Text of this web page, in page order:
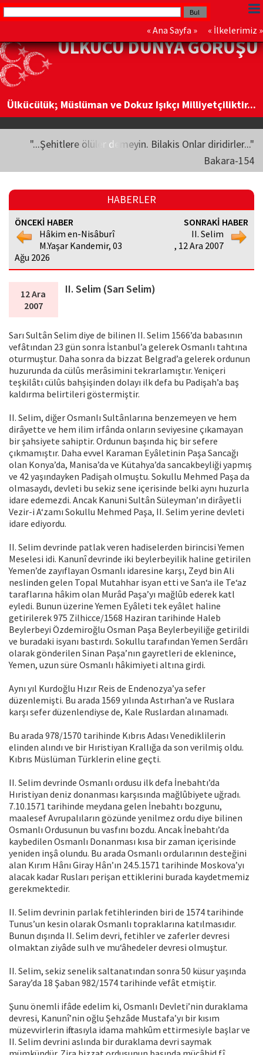
« Ana Sayfa » « İlkelerimiz »
ÜLKÜCÜ DÜNYA GÖRÜŞÜ
Ülkücülük; Müslüman ve Dokuz Işıkçı Milliyetçiliktir...
"...Şehitlere ölüler demeyin. Bilakis Onlar diridirler..."
Bakara-154
HABERLER
ÖNCEKİ HABER
Hâkim en-Nisâburî
M.Yaşar Kandemir, 03
Ağu 2026
SONRAKİ HABER
II. Selim
, 12 Ara 2007
12 Ara
2007
II. Selim (Sarı Selim)
Sarı Sultân Selim diye de bilinen II. Selim 1566’da babasının
vefâtından 23 gün sonra İstanbul’a gelerek Osmanlı tahtına
oturmuştur. Daha sonra da bizzat Belgrad’a gelerek ordunun
huzurunda da cülûs merâsimini tekrarlamıştır. Yeniçeri
teşkilâtı cülûs bahşişinden dolayı ilk defa bu Padişah’a baş
kaldırma belirtileri göstermiştir.
II. Selim, diğer Osmanlı Sultânlarına benzemeyen ve hem
dirâyette ve hem ilim irfânda onların seviyesine çıkamayan
bir şahsiyete sahiptir. Ordunun başında hiç bir sefere
çıkmamıştır. Daha evvel Karaman Eyâletinin Paşa Sancağı
olan Konya’da, Manisa’da ve Kütahya’da sancakbeyliği yapmış
ve 42 yaşındayken Padişah olmuştu. Sokullu Mehmed Paşa da
olmasaydı, devleti bu sekiz sene içerisinde belki aynı huzurla
idare edemezdi. Ancak Kanuni Sultân Süleyman’ın dirâyetli
Vezir-i A‘zamı Sokullu Mehmed Paşa, II. Selim yerine devleti
idare ediyordu.
II. Selim devrinde patlak veren hadiselerden birincisi Yemen
Meselesi idi. Kanunî devrinde iki beylerbeyilik haline getirilen
Yemen’de zayıflayan Osmanlı idaresine karşı, Zeyd bin Ali
neslinden gelen Topal Mutahhar isyan etti ve San‘a ile Te‘az
taraflarına hâkim olan Murâd Paşa’yı mağlûb ederek katl
eyledi. Bunun üzerine Yemen Eyâleti tek eyâlet haline
getirilerek 975 Zilhicce/1568 Haziran tarihinde Haleb
Beylerbeyi Özdemiroğlu Osman Paşa Beylerbeyiliğe getirildi
ve buradaki isyanı bastırdı. Sokullu tarafından Yemen Serdârı
olarak gönderilen Sinan Paşa’nın gayretleri de eklenince,
Yemen, uzun süre Osmanlı hâkimiyeti altına girdi.
Aynı yıl Kurdoğlu Hızır Reis de Endenozya’ya sefer
düzenlemişti. Bu arada 1569 yılında Astırhan’a ve Ruslara
karşı sefer düzenlendiyse de, Kale Ruslardan alınamadı.
Bu arada 978/1570 tarihinde Kıbrıs Adası Venediklilerin
elinden alındı ve bir Hıristiyan Krallığa da son verilmiş oldu.
Kıbrıs Müslüman Türklerin eline geçti.
II. Selim devrinde Osmanlı ordusu ilk defa İnebahtı’da
Hıristiyan deniz donanması karşısında mağlûbiyete uğradı.
7.10.1571 tarihinde meydana gelen İnebahtı bozgunu,
maalesef Avrupalıların gözünde yenilmez ordu diye bilinen
Osmanlı Ordusunun bu vasfını bozdu. Ancak İnebahtı’da
kaybedilen Osmanlı Donanması kısa bir zaman içerisinde
yeniden inşâ olundu. Bu arada Osmanlı ordularının desteğini
alan Kırım Hânı Giray Hân’ın 24.5.1571 tarihinde Moskova’yı
alacak kadar Rusları perişan ettiklerini burada kaydetmemiz
gerekmektedir.
II. Selim devrinin parlak fetihlerinden biri de 1574 tarihinde
Tunus’un kesin olarak Osmanlı topraklarına katılmasıdır.
Bunun dışında II. Selim devri, fetihler ve zaferler devresi
olmaktan ziyâde sulh ve mu‘âhedeler devresi olmuştur.
II. Selim, sekiz senelik saltanatından sonra 50 küsur yaşında
Saray’da 18 Şaban 982/1574 tarihinde vefât etmiştir.
Şunu önemli ifâde edelim ki, Osmanlı Devleti’nin duraklama
devresi, Kanunî’nin oğlu Şehzâde Mustafa’yı bir kısım
müzevvirlerin iftirasıyla idama mahkûm ettirmesiyle başlar ve
II. Selim devrini aslında bir duraklama devri saymak